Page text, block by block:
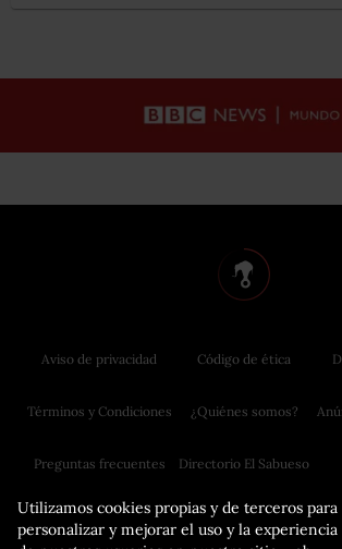
Utilizamos cookies propias y de terceros para
personalizar y mejorar el uso y la experiencia
Aviso de privacidad
Términos y Condiciones
Preguntas frecuentes
Código de ética
¿Quiénes somos?
Directorio El Sabueso